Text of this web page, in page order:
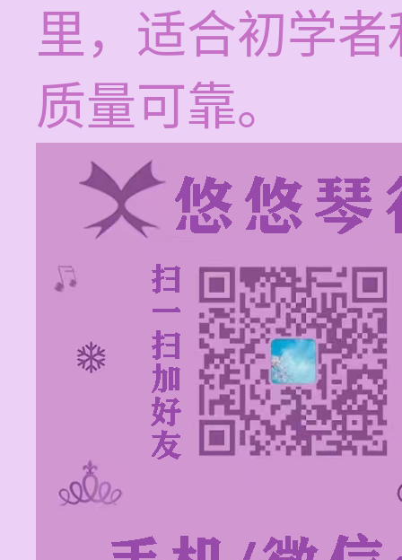
里，适合初学
质量可靠。